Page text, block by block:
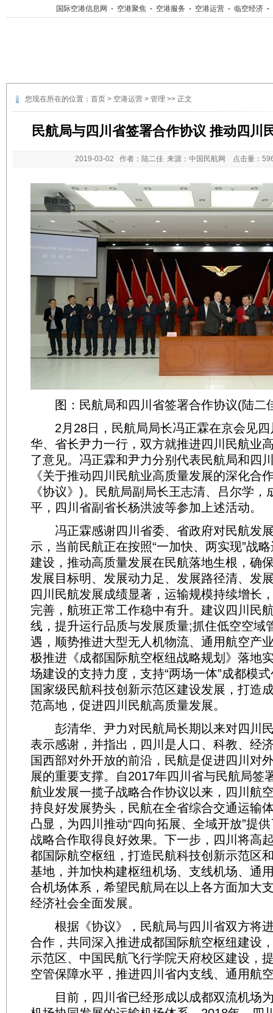
国际空港信息网 - 空港聚焦 - 空港服务 - 空港运营 - 临空经济 -
您现在所在的位置： 首页 > 空港运营 > 管理 >> 正文
民航局与四川省签署合作协议 推动四川
2019-03-02 作者：陆二佳 来源：中国民航网 点击量：
图：民航局和四川省签署合作协议(陆二
2月28日，民航局局长冯正霖在京会见四
华、省长尹力一行，双方就推进四川民航业
了意见。冯正霖和尹力分别代表民航局和四
《关于推动四川民航业高质量发展的深化合
《协议》)。民航局副局长王志清、吕尔学，
平，四川省副省长杨洪波等参加上述活动。
冯正霖感谢四川省委、省政府对民航发
示，当前民航正在按照“一加快、两实现”战
建设，推动高质量发展在民航落地生根，确
发展目标明、发展动力足、发展路径清、发
四川民航发展成绩显著，运输规模持续增长
完善，航班正常工作稳中有升。建议四川民
线，提升运行品质与发展质量;抓住低空空域
遇，顺势推进大型无人机物流、通用航空产
极推进《成都国际航空枢纽战略规划》落地
场建设的支持力度，支持“两场一体”成都模
国家级民航科技创新示范区建设发展，打造
范高地，促进四川民航高质量发展。
彭清华、尹力对民航局长期以来对四川
表示感谢，并指出，四川是人口、科教、经
国西部对外开放的前沿，民航是促进四川对
展的重要支撑。自2017年四川省与民航局签
航业发展一揽子战略合作协议以来，四川航
持良好发展势头，民航在全省综合交通运输
凸显，为四川推动“四向拓展、全域开放”提
战略合作取得良好效果。下一步，四川将高
都国际航空枢纽，打造民航科技创新示范区
基地，并加快构建枢纽机场、支线机场、通
合机场体系，希望民航局在以上各方面加大
经济社会全面发展。
根据《协议》，民航局与四川省双方将
合作，共同深入推进成都国际航空枢纽建设
示范区、中国民航飞行学院天府校区建设，
空管保障水平，推进四川省内支线、通用航
目前，四川省已经形成以成都双流机场